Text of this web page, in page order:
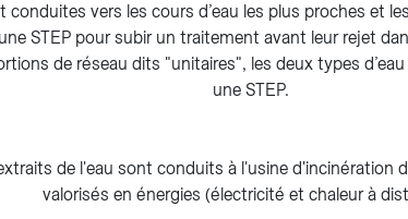
conduites vers les cours d’eau les plus proches et
une STEP pour subir un traitement avant leur rejet
de réseau dits "unitaires", les deux types
une STEP.
de l'eau sont conduits à l'usine d'incinération
valorisés en énergies (électricité et chaleur à